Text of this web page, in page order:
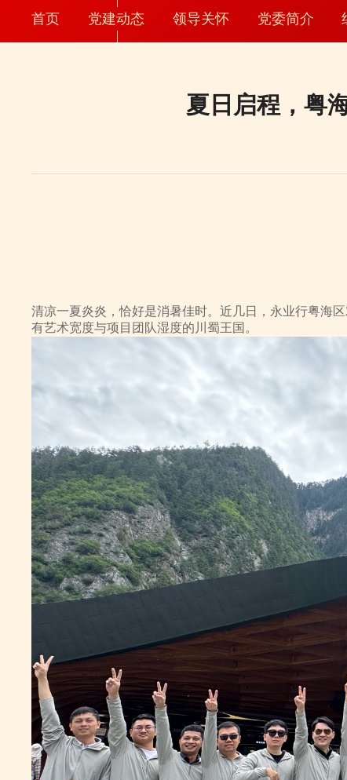
首页 党建动态 领导关怀 党委简介
夏日启程，粤
清凉一夏炎炎，恰好是消暑佳时。近几日，永业行粤海
有艺术宽度与项目团队湿度的川蜀王国。